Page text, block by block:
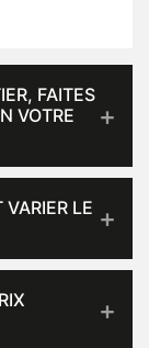
FAITES
VOTRE
VARIER LE